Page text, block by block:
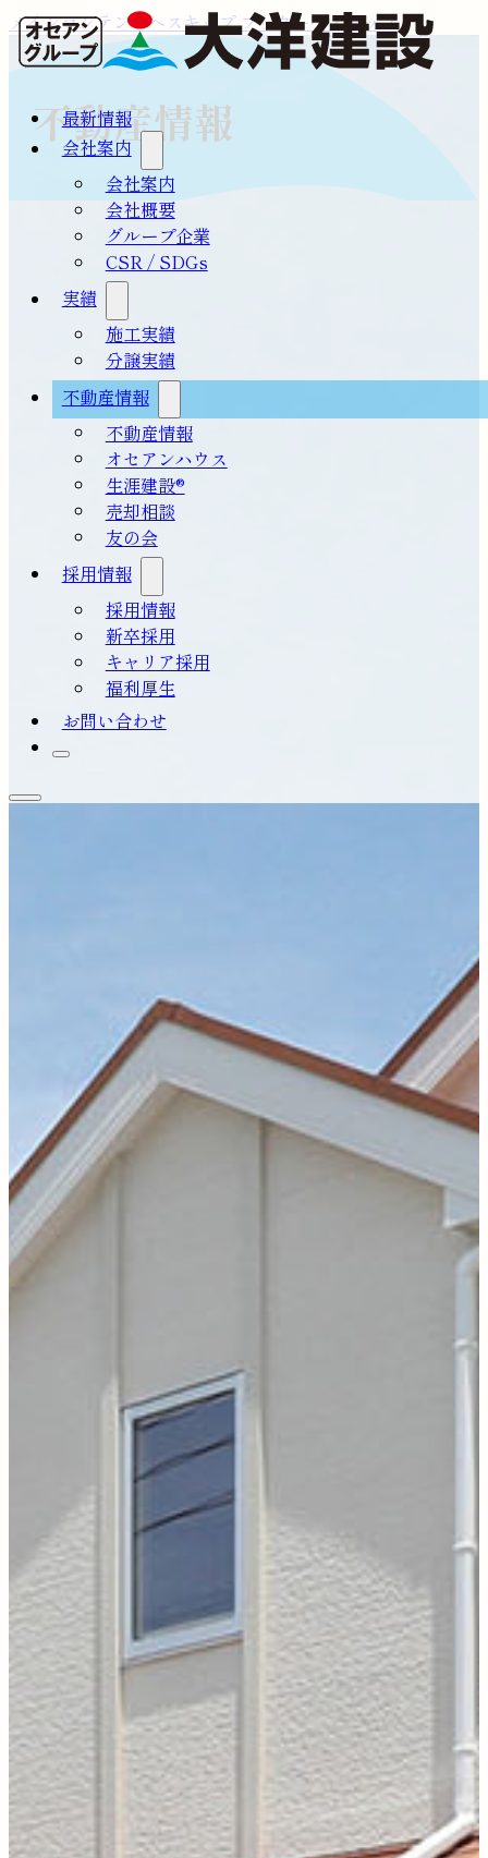
メインコンテンツへスキップフッターへスキップ
最新情報
会社案内
会社案内
会社概要
グループ企業
CSR / SDGs
実績
施工実績
分譲実績
不動産情報
不動産情報
オセアンハウス
生涯建設®
売却相談
友の会
採用情報
採用情報
新卒採用
キャリア採用
福利厚生
お問い合わせ
不動産情報